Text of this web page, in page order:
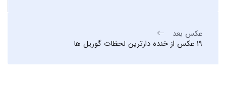
عکس بعد
19 عکس از خنده دارترین لحظات گوریل ها